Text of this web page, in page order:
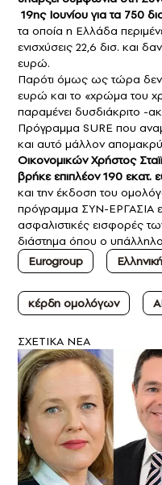
19ης Ιουνίου για τα 750
τα οποία η Ελλάδα
ενισχύσεις 22,6 δισ. και
ευρώ.
Παρότι όμως ως τώρα δεν
ευρώ και το «χρώμα του
παραμένει δυσδιάκριτο -
Πρόγραμμα SURE που
και αυτό μάλλον
Οικονομικών Χρήστος
βρήκε επιπλέον 190 εκατ.
και την έκδοση του
πρόγραμμα ΣΥΝ-ΕΡΓΑΣΙΑ
ασφαλιστικές εισφορές
διάστημα όπου ο
Eurogroup
κέρδη ομολόγων
ΣXETIKA NEA